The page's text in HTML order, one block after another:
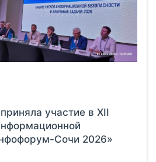
участие в XII
Сочи 2026»